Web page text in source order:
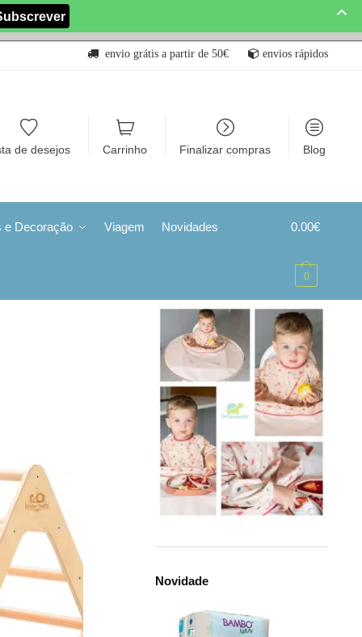
envio grátis a partir de 50€ envios rápidos
de desejos Carrinho Finalizar compras Blog
e Decoração Viagem Novidades 0.00€
0
Novidade